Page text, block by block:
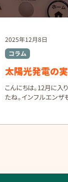
太陽光発電の
こんにちは。12月に入
たね。インフルエンザ
介いたします。 実際の発電量データ 設置内容 ：シャープ
シミュレーション値
した！ 2024年の実際
コラム
2025年12月8日